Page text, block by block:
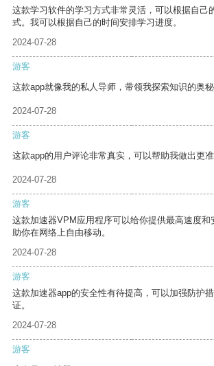
这款学习软件的学习方式非常灵活，可以根据自己
式。我可以根据自己的时间安排学习进度。
2024-07-28
游客
这款app就像我的私人导师，带领我探索知识的奥秘
2024-07-28
游客
这款app的用户评论非常真实，可以帮助我做出更准
2024-07-28
游客
这款加速器VPM应用程序可以给你提供最高速度和
助你在网络上自由移动。
2024-07-28
游客
这款加速器app的安全性有待提高，可以加强防护
证。
2024-07-28
游客